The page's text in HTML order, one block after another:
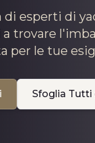
di esperti di
trovare
per le tue
Sfoglia Tutti